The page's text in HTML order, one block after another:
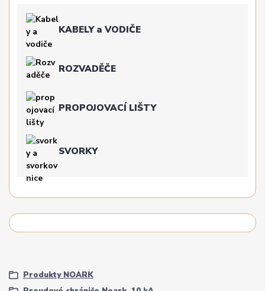
KABELY a VODIČE
ROZVADĚČE
PROPOJOVACÍ LIŠTY
SVORKY
Produkty NOARK